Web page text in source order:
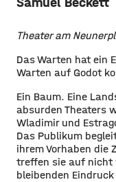
Theater am
Das Warten hat ein
Warten auf Godot
Ein Baum. Eine
absurden Theaters
Wladimir und
Das Publikum
ihrem Vorhaben die
treffen sie auf nicht
bleibenden